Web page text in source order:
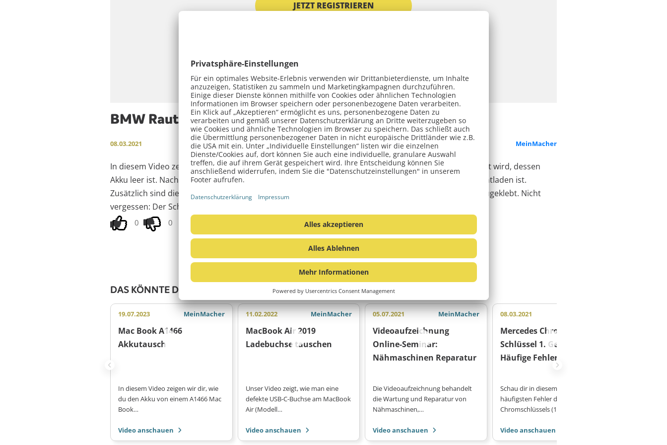
JETZT REGISTRIEREN
BMW Rautenschlüssel:Gehäuse öffnenund Akku tauschen
08.03.2021 MeinMacher
In diesem Video zeigt dir unser Autoschlüssel-Spezialist Tomo, wie ein BMW Rautenschlüssel repariert wird, dessen
Akku leer ist. Nach Messen der Spannung zeigt sich, dass der Akku ersetzt werden muss, weil er tiefentladen ist.
Zusätzlich sind die Kontakte korrodiert. Nach Akku-Austausch und Löten, wird das Gehäuse wieder zugeklebt. Nicht
vergessen: Der Schlüssel muss wieder angelernt werden.
0 0
DAS KÖNNTE DICH AUCH INTERESSIEREN
19.07.2023 MeinMacher
Mac Book A1466
Akkutausch
In diesem Video zeigen wir dir, wie
du den Akku von einem A1466 Mac
Book…
Video anschauen
11.02.2022 MeinMacher
MacBook Air 2019
Ladebuchse tauschen
Unser Video zeigt, wie man eine
defekte USB-C-Buchse am MacBook
Air (Modell…
Video anschauen
05.07.2021 MeinMacher
Videoaufzeichnung
Online-Seminar:
Nähmaschinen Reparatur
Die Videoaufzeichnung behandelt
die Wartung und Reparatur von
Nähmaschinen,…
Video anschauen
08.03.2021
Mercedes Chrome
Schlüssel 1. Generation:
Häufige Fehler
Schau dir in diesem Video die
häufigsten Fehler des Mercedes
Chromschlüssels (1…
Video anschauen